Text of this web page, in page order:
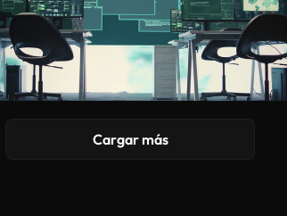
Cargar más